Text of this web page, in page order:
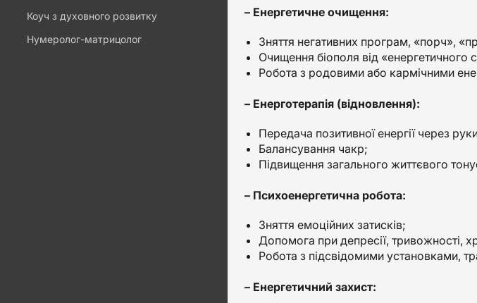
– Енергетичне очищення:
Зняття негативних програм, «порч»,
Очищення біополя від «енергетичного
Робота з родовими або кармічними
– Енерготерапія (відновлення):
Передача позитивної енергії через
Балансування чакр;
Підвищення загального життєвого
– Психоенергетична робота:
Зняття емоційних затисків;
Допомога при депресії, тривожності,
Робота з підсвідомими установками,
– Енергетичний захист:
Коуч з духовного розвитку
Нумеролог-матрицолог